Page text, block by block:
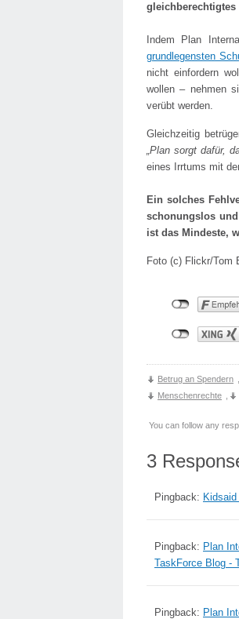
gleichberechtigtes
Indem Plan
grundlegensten
nicht einfordern
wollen – nehmen
verübt werden.
Gleichzeitig
„Plan sorgt dafür,
eines Irrtums mit
Ein solches
schonungslos
ist das Mindeste,
Foto (c) Flickr/Tom
Betrug an Spendern
Menschenrechte
You can follow any
3
Pingback:
Pingback: Plan
TaskForce Blog -
Pingback: Plan